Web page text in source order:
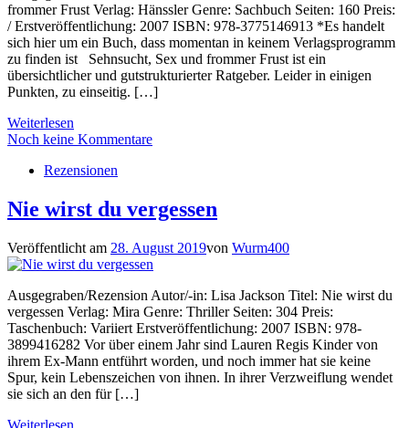
frommer Frust Verlag: Hänssler Genre: Sachbuch Seiten: 160 Preis:
/ Erstveröffentlichung: 2007 ISBN: 978-3775146913 *Es handelt
sich hier um ein Buch, dass momentan in keinem Verlagsprogramm
zu finden ist Sehnsucht, Sex und frommer Frust ist ein
übersichtlicher und gutstrukturierter Ratgeber. Leider in einigen
Punkten, zu einseitig. […]
Weiterlesen
Noch keine Kommentare
Rezensionen
Nie wirst du vergessen
Veröffentlicht am 28. August 2019von Wurm400
Ausgegraben/Rezension Autor/-in: Lisa Jackson Titel: Nie wirst du
vergessen Verlag: Mira Genre: Thriller Seiten: 304 Preis:
Taschenbuch: Variiert Erstveröffentlichung: 2007 ISBN: 978-
3899416282 Vor über einem Jahr sind Lauren Regis Kinder von
ihrem Ex-Mann entführt worden, und noch immer hat sie keine
Spur, kein Lebenszeichen von ihnen. In ihrer Verzweiflung wendet
sie sich an den für […]
Weiterlesen